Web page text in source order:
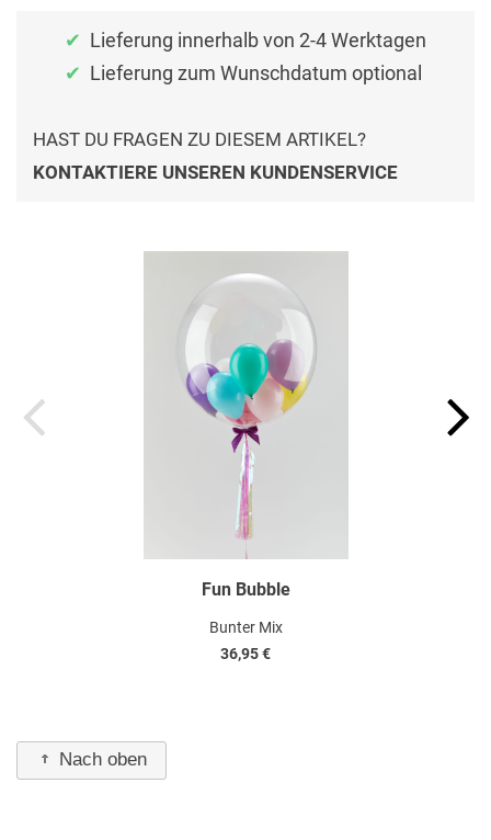
Lieferung innerhalb von 2-4 Werktagen
Lieferung zum Wunschdatum optional
HAST DU FRAGEN ZU DIESEM ARTIKEL?
KONTAKTIERE UNSEREN KUNDENSERVICE
Fun Bubble
Bunter Mix
36,95 €
Nach oben